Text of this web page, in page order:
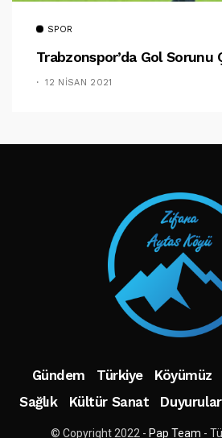
SPOR
Trabzonspor’da Gol Sorunu
12 NISAN 2021
TAKIP ET
Gündem Türkiye Köyümüz
Sağlık
Kültür Sanat Duyurular
© Copyright 2022 - Pap Team -